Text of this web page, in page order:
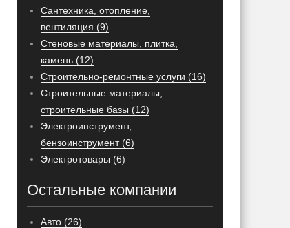
Сантехника, отопление,
вентиляция (9)
Стеновые материалы, плитка,
камень (12)
Строительно-ремонтные услуги (16)
Строительные материалы,
строительные базы (12)
Электроинструмент,
бензоинструмент (6)
Электротовары (6)
Остальные компании
Авто (26)